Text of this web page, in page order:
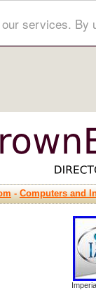
services.
-Computers and